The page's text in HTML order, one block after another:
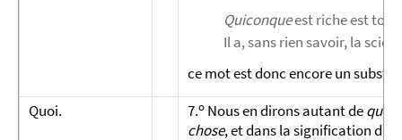
Quiconqueest riche est tout
Il a, sans rien savoir, la
ce mot est donc encore un
Quoi.
7.o Nous en dirons autant dequoi
chose, et dans la signification